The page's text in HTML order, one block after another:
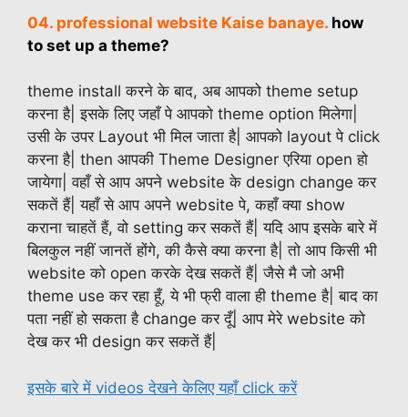
04. professional website Kaise banaye. how
to set up a theme?
theme install करने के बाद, अब आपको theme setup
करना है| इसके लिए जहाँ पे आपको theme option मिलेगा|
उसी के उपर Layout भी मिल जाता है| आपको layout पे click
करना है| then आपकी Theme Designer एरिया open हो
जायेगा| वहाँ से आप अपने website के design change कर
सकतें हैं| यहाँ से आप अपने website पे, कहाँ क्या show
कराना चाहतें हैं, वो setting कर सकतें हैं| यदि आप इसके बारे में
बिलकुल नहीं जानतें होंगे, की कैसे क्या करना है| तो आप किसी भी
website को open करके देख सकतें हैं| जैसे मै जो अभी
theme use कर रहा हूँ, ये भी फ्री वाला ही theme है| बाद का
पता नहीं हो सकता है change कर दूँ| आप मेरे website को
देख कर भी design कर सकतें हैं|
इसके बारे में videos देखने केलिए यहाँ click करें